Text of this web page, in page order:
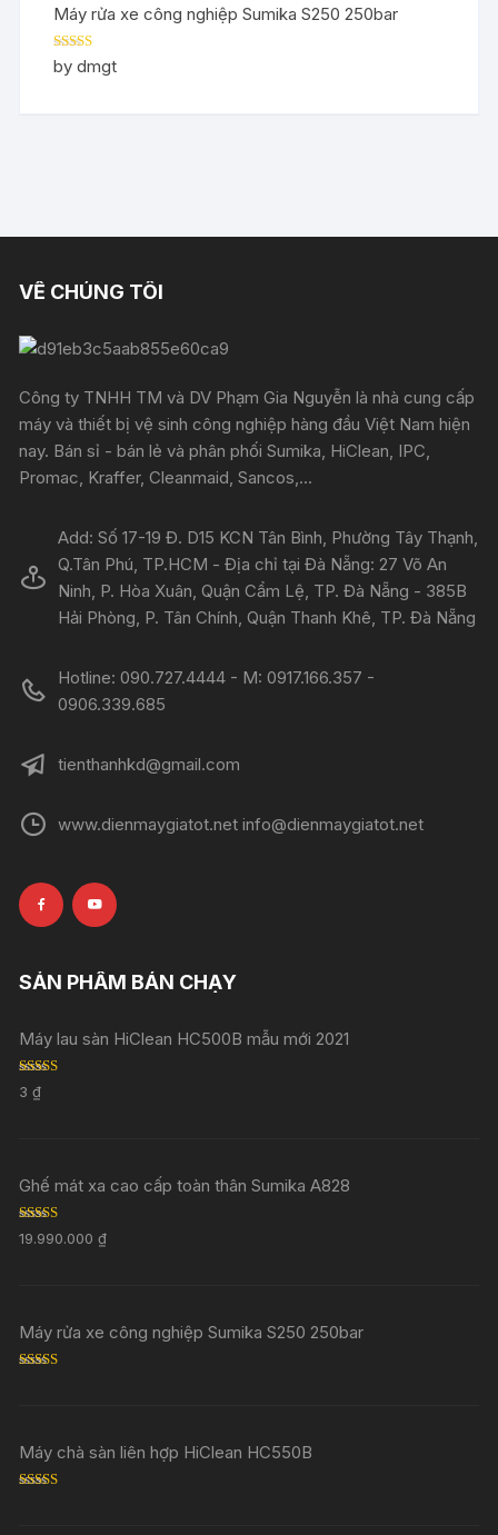
Máy rửa xe công nghiệp Sumika S250 250bar
Rated5out
of 5
by dmgt
VỀ CHÚNG TÔI
Công ty TNHH TM và DV Phạm Gia Nguyễn là nhà cung cấp
máy và thiết bị vệ sinh công nghiệp hàng đầu Việt Nam hiện
nay. Bán sỉ - bán lẻ và phân phối Sumika, HiClean, IPC,
Promac, Kraffer, Cleanmaid, Sancos,...
Add: Số 17-19 Đ. D15 KCN Tân Bình, Phường Tây Thạnh,
Q.Tân Phú, TP.HCM - Địa chỉ tại Đà Nẵng: 27 Võ An
Ninh, P. Hòa Xuân, Quận Cẩm Lệ, TP. Đà Nẵng - 385B
Hải Phòng, P. Tân Chính, Quận Thanh Khê, TP. Đà Nẵng
Hotline: 090.727.4444 - M: 0917.166.357 -
0906.339.685
tienthanhkd@gmail.com
www.dienmaygiatot.net info@dienmaygiatot.net
SẢN PHẨM BÁN CHẠY
Máy lau sàn HiClean HC500B mẫu mới 2021
Rated
out of 5
3₫
Ghế mát xa cao cấp toàn thân Sumika A828
Rated5.00
out of 5
19.990.000₫
Máy rửa xe công nghiệp Sumika S250 250bar
Máy chà sàn liên hợp HiClean HC550B